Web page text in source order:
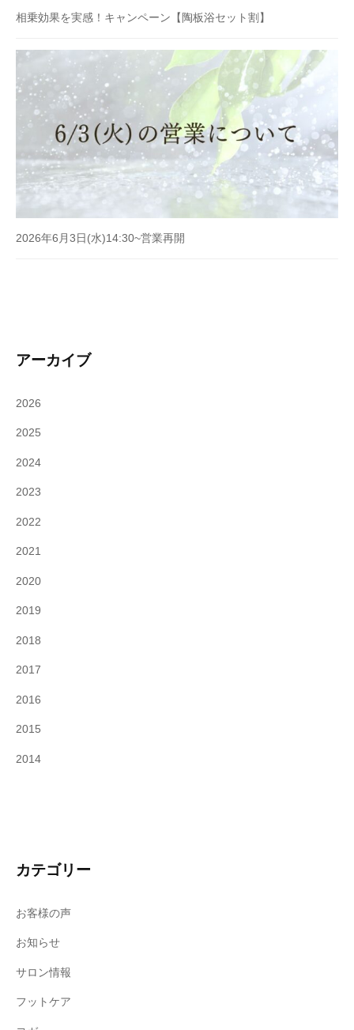
相乗効果を実感！キャンペーン【陶板浴セット割】
2026年6月3日(水)14:30~営業再開
アーカイブ
2026
2025
2024
2023
2022
2021
2020
2019
2018
2017
2016
2015
2014
カテゴリー
お客様の声
お知らせ
サロン情報
フットケア